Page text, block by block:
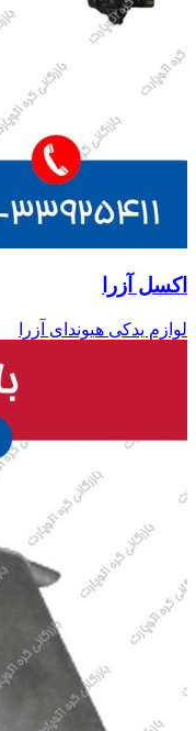
اکسل آزرا
لوازم یدکی هیوندای آزرا